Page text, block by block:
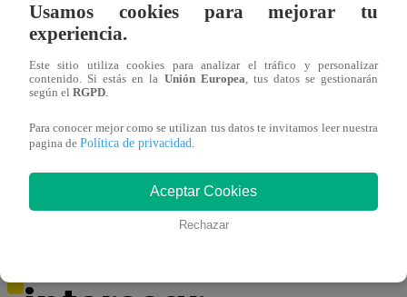
¿Por qué Nelly Rossinelli se volvió viral
También te puede
Usamos cookies para mejorar tu
experiencia.
Este sitio utiliza cookies para analizar el tráfico y personalizar
contenido. Si estás en la Unión Europea, tus datos se gestionarán
según el RGPD.
Para conocer mejor como se utilizan tus datos te invitamos leer nuestra
pagina de Política de privacidad.
Aceptar Cookies
Rechazar